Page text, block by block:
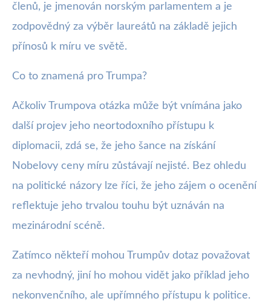
členů, je jmenován norským parlamentem a je
zodpovědný za výběr laureátů na základě jejich
přínosů k míru ve světě.
Co to znamená pro Trumpa?
Ačkoliv Trumpova otázka může být vnímána jako
další projev jeho neortodoxního přístupu k
diplomacii, zdá se, že jeho šance na získání
Nobelovy ceny míru zůstávají nejisté. Bez ohledu
na politické názory lze říci, že jeho zájem o ocenění
reflektuje jeho trvalou touhu být uznáván na
mezinárodní scéně.
Zatímco někteří mohou Trumpův dotaz považovat
za nevhodný, jiní ho mohou vidět jako příklad jeho
nekonvenčního, ale upřímného přístupu k politice.